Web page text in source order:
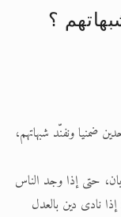
؟
ضمنيا ونفنّد شبهاتهم،
حتى إذا وجد الناس
إذا نادى دين بالعدل